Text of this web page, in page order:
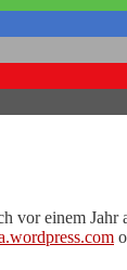
vor einem